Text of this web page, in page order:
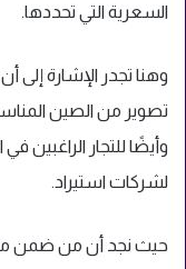
السعرية التي تحددها.
وهنا تجدر الإشارة
تصوير من الصين
وأيضًا للتجار الراغبين
لشركات استيراد.
حيث نجد أن من ضمن